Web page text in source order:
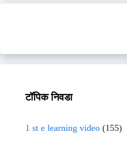
टॉपिक निवडा
1 st e learning video (155)